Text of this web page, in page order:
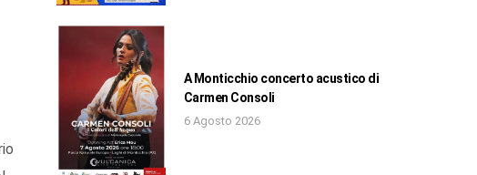
A Monticchio concerto acustico di
Carmen Consoli
6 Agosto 2026